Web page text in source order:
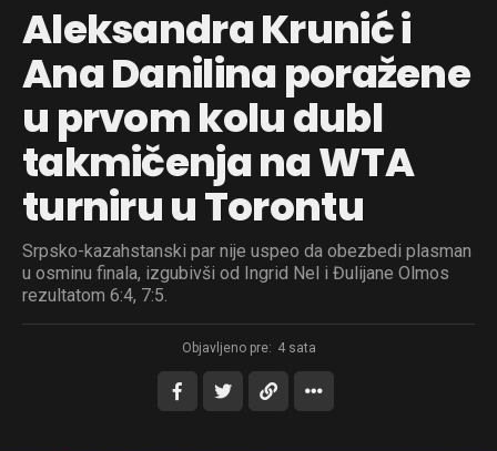
Aleksandra Krunić i
Ana Danilina poražene
u prvom kolu dubl
takmičenja na WTA
turniru u Torontu
Srpsko-kazahstanski par nije uspeo da obezbedi plasman
u osminu finala, izgubivši od Ingrid Nel i Đulijane Olmos
rezultatom 6:4, 7:5.
Objavljeno pre: 4 sata